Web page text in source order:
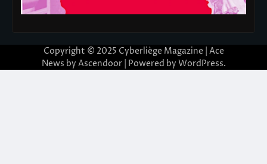
Copyright © 2025 Cyberliège Magazine | Ace
News by Ascendoor| Powered by WordPress.